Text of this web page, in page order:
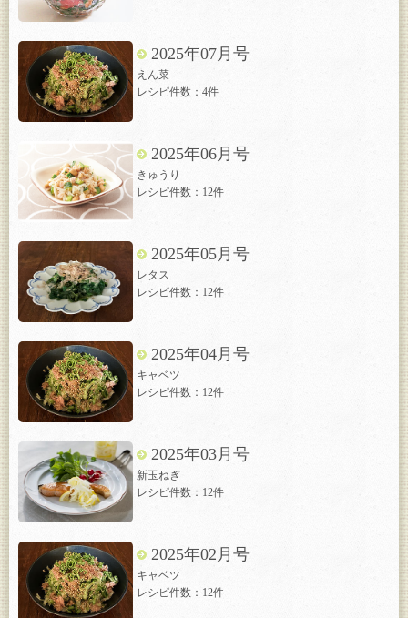
2025年07月号
えん菜
レシピ件数：4件
2025年06月号
きゅうり
レシピ件数：12件
2025年05月号
レタス
レシピ件数：12件
2025年04月号
キャベツ
レシピ件数：12件
2025年03月号
新玉ねぎ
レシピ件数：12件
2025年02月号
キャベツ
レシピ件数：12件